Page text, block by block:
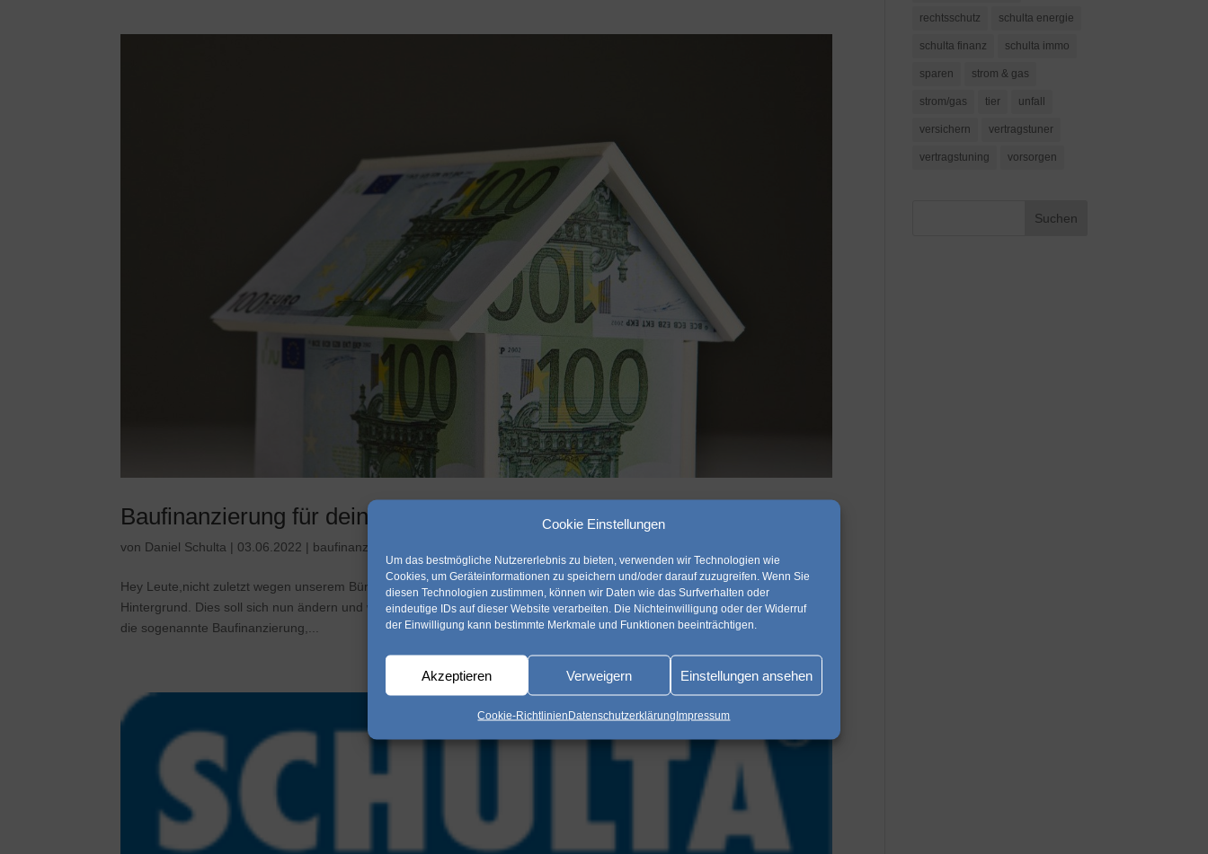
Cookie Einstellungen
Um das bestmögliche Nutzererlebnis zu bieten, verwenden wir Technologien wie
Cookies, um Geräteinformationen zu speichern und/oder darauf zuzugreifen. Wenn Sie
diesen Technologien zustimmen, können wir Daten wie das Surfverhalten oder
eindeutige IDs auf dieser Website verarbeiten. Die Nichteinwilligung oder der Widerruf
der Einwilligung kann bestimmte Merkmale und Funktionen beeinträchtigen.
Akzeptieren Verweigern Einstellungen ansehen
Cookie-RichtlinienDatenschutzerklärungImpressum
Baufinanzierung für deine Immobilie
von Daniel Schulta | 03.06.2022 | baufinanzierung
Hey Leute,nicht zuletzt wegen unserem Büroumzug rückte DAS Wort zum Freitag die letzten Monate leider etwas in den
Hintergrund. Dies soll sich nun ändern und wir möchten euch hier wieder regelmäßig mit News versorgen.Heute geht es um
die sogenannte Baufinanzierung,...
rechtsschutz schulta energie
schulta finanz schulta immo
sparen strom & gas
strom/gas tier unfall
versichern vertragstuner
vertragstuning vorsorgen